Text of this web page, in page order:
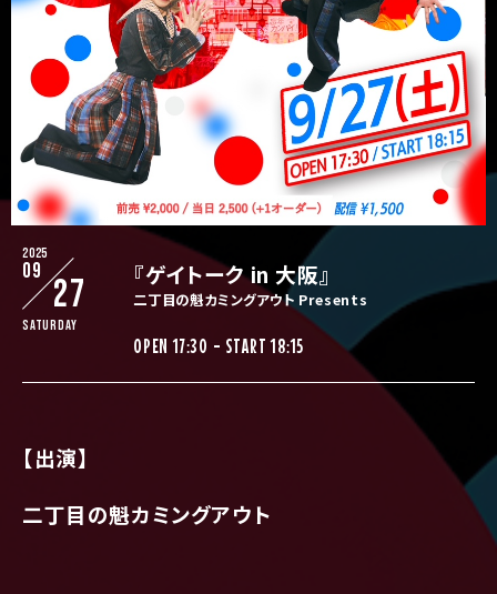
2025
09
27
Saturday
『ゲイトーク in 大阪』
二丁目の魁カミングアウト Presents
OPEN 17:30 - START 18:15
【出演】
二丁目の魁カミングアウト